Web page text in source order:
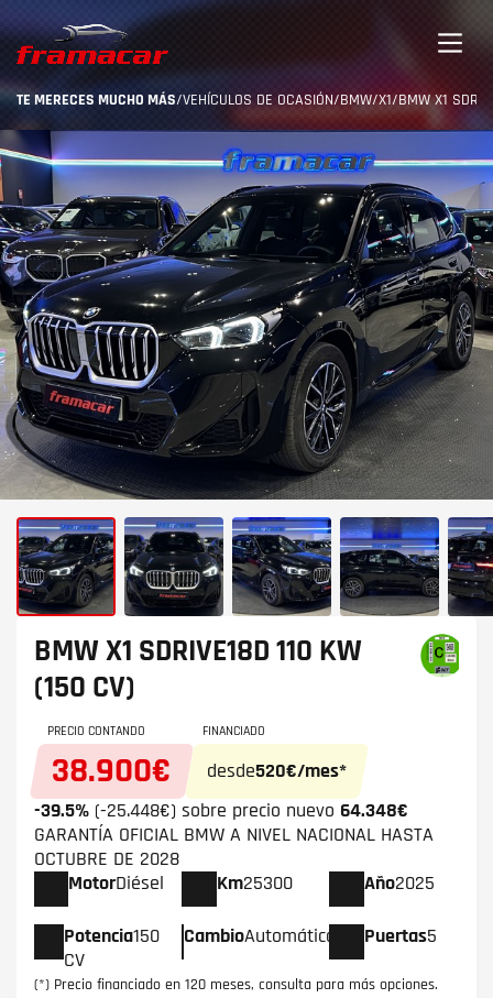
TE MERECES MUCHO MÁS/VEHÍCULOS DE OCASIÓN/BMW/X1/BMW X1
BMW X1 SDRIVE18D 110 KW
(150 CV)
PRECIO CONTANDO
38.900€
FINANCIADO
desde520€/mes*
-39.5% (-25.448€) sobre precio nuevo 64.348€
GARANTÍA OFICIAL BMW A NIVEL NACIONAL HASTA
OCTUBRE DE 2028
MotorDiésel Km25300 Año2025
Potencia150
CV
CambioAutomático Puertas5
(*) Precio financiado en 120 meses, consulta para más opciones.